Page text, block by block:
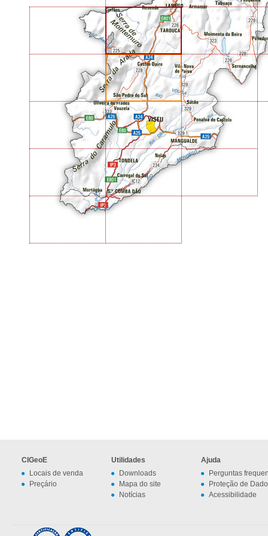
CIGeoE
Locais de venda
Preçário
Utilidades
Downloads
Mapa do site
Notícias
Ajuda
Perguntas
Proteção de
Acessibilidade